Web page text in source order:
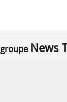
News